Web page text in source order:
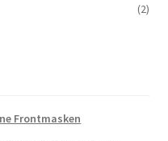
(2)
Frontmasken